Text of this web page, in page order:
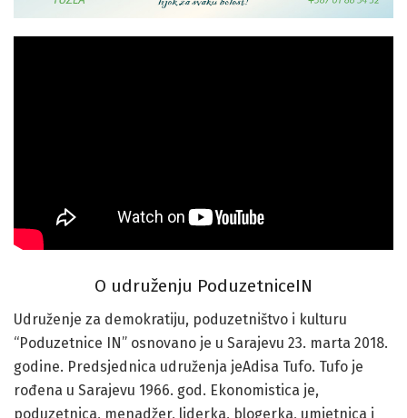
O udruženju PoduzetniceIN
Udruženje za demokratiju, poduzetništvo i kulturu
“Poduzetnice IN” osnovano je u Sarajevu 23. marta 2018.
godine. Predsjednica udruženja jeAdisa Tufo. Tufo je
rođena u Sarajevu 1966. god. Ekonomistica je,
poduzetnica, menadžer, liderka, blogerka, umjetnica i